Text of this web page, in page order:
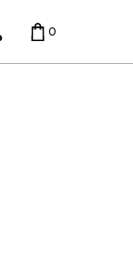
0